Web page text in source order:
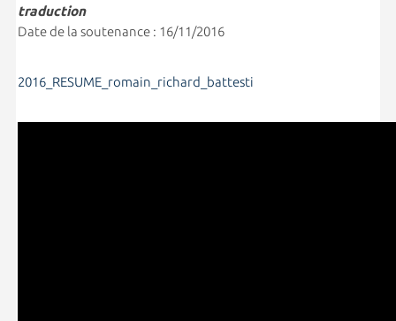
traduction
Date de la soutenance : 16/11/2016
2016_RESUME_romain_richard_battesti